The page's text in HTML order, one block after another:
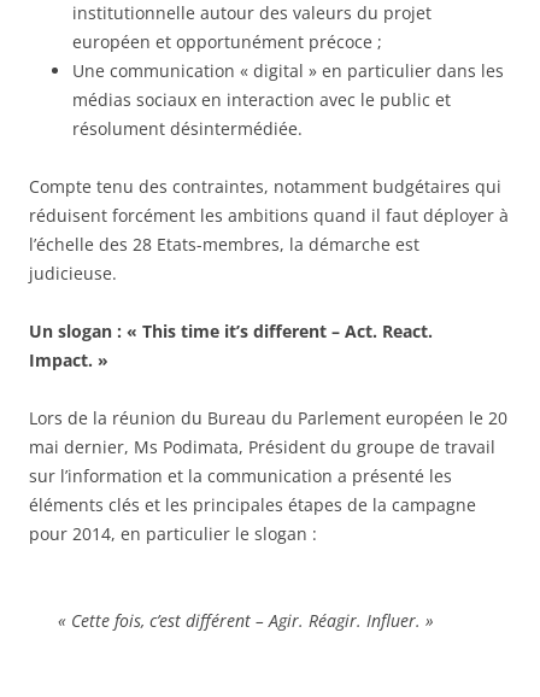
institutionnelle autour des valeurs du projet
européen et opportunément précoce ;
Une communication « digital » en particulier dans les
médias sociaux en interaction avec le public et
résolument désintermédiée.
Compte tenu des contraintes, notamment budgétaires qui
réduisent forcément les ambitions quand il faut déployer à
l’échelle des 28 Etats-membres, la démarche est
judicieuse.
Un slogan : « This time it’s different – Act. React.
Impact. »
Lors de la réunion du Bureau du Parlement européen le 20
mai dernier, Ms Podimata, Président du groupe de travail
sur l’information et la communication a présenté les
éléments clés et les principales étapes de la campagne
pour 2014, en particulier le slogan :
« Cette fois, c’est différent – Agir. Réagir. Influer. »